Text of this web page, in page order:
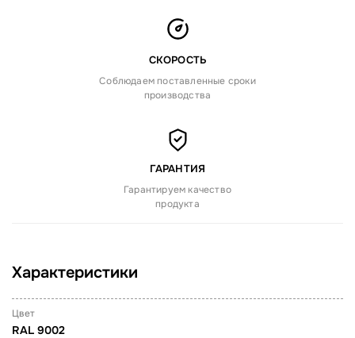
СКОРОСТЬ
Соблюдаем поставленные сроки
производства
ГАРАНТИЯ
Гарантируем качество
продукта
Характеристики
Цвет
RAL 9002